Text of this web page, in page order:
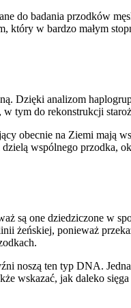
do badania przodków
który w bardzo małym
Dzięki analizom
tym do rekonstrukcji
obecnie na Ziemi mają
wspólnego przodka,
są one dziedziczone w
ponieważ
noszą ten typ DNA.
wskazać, jak daleko